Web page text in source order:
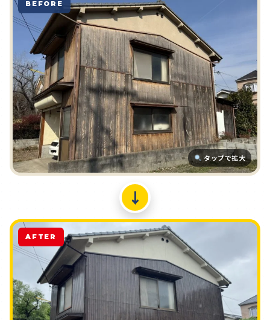
タップで拡大
BEFORE
↓
AFTER